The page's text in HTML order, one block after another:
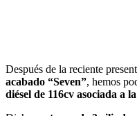
Después de la reciente
acabado “Seven”, hemos
diésel de 116cv asociada a